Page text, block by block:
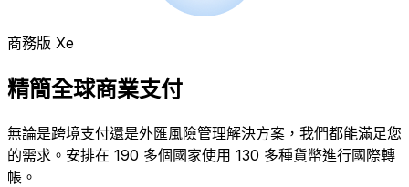
商務版 Xe
精簡全球商業支付
無論是跨境支付還是外匯風險管理解決方案，我們都能滿足您
的需求。安排在 190 多個國家使用 130 多種貨幣進行國際轉
帳。